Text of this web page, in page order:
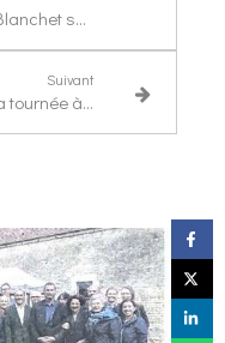
Le Député Christophe Blanchet souhaite voir le 6 juin sacralisé l'année prochaine
Suivant
Christophe Blanchet relance sa tournée à vélo